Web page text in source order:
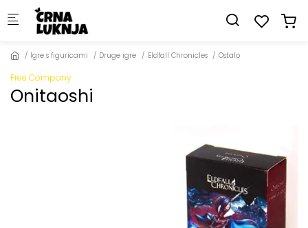
Skip to main content
Igre s figuricami Druge igre Eldfall Chronicles Ostalo
Free Company
Onitaoshi